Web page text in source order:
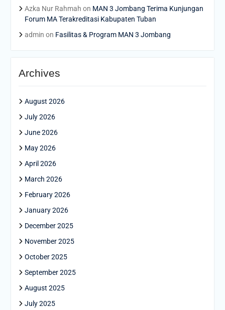
Azka Nur Rahmah on MAN 3 Jombang Terima Kunjungan
Forum MA Terakreditasi Kabupaten Tuban
admin on Fasilitas & Program MAN 3 Jombang
Archives
August 2026
July 2026
June 2026
May 2026
April 2026
March 2026
February 2026
January 2026
December 2025
November 2025
October 2025
September 2025
August 2025
July 2025